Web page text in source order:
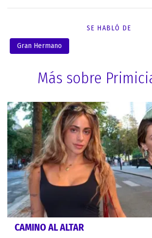
SE HABLÓ DE
Gran Hermano
Más sobre
CAMINO AL ALTAR